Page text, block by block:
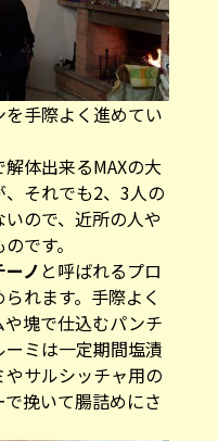
手際よく進めてい
体出来るMAXの大
それでも2、3人の
ので、近所の人や
です。
ノ と呼ばれるプロ
れます。手際よく
塊で仕込むパンチ
ミは一定期間塩漬
サルシッチャ用の
挽いて腸詰めにさ